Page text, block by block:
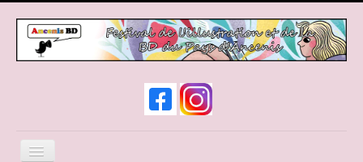
Basculer